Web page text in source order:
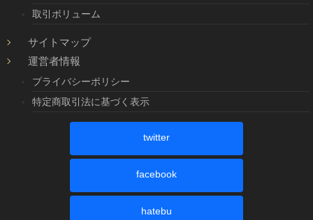
取引ボリューム
サイトマップ
運営者情報
プライバシーポリシー
特定商取引法に基づく表示
twitter
facebook
hatebu